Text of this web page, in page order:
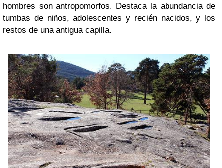
hombres son antropomorfos. Destaca la abundancia de
tumbas de niños, adolescentes y recién nacidos, y los
restos de una antigua capilla.